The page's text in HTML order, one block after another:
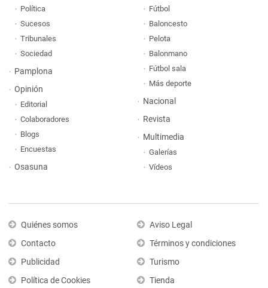
Política
Sucesos
Tribunales
Sociedad
Pamplona
Opinión
Editorial
Colaboradores
Blogs
Encuestas
Osasuna
Fútbol
Baloncesto
Pelota
Balonmano
Fútbol sala
Más deporte
Nacional
Revista
Multimedia
Galerías
Vídeos
Quiénes somos
Contacto
Publicidad
Política de Cookies
Aviso Legal
Términos y condiciones
Turismo
Tienda